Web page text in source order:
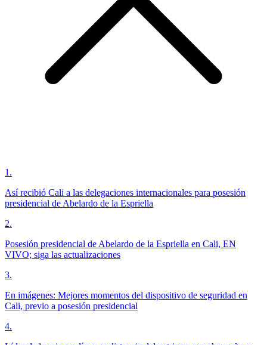
1 .
Así recibió Cali a las delegaciones internacionales para posesión
presidencial de Abelardo de la Espriella
2.
Posesión presidencial de Abelardo de la Espriella en Cali, EN
VIVO; siga las actualizaciones
3.
En imágenes: Mejores momentos del dispositivo de seguridad en
Cali, previo a posesión presidencial
4.